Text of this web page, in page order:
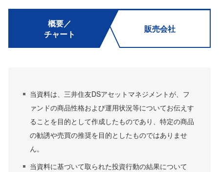
概要／
チャート
販売会社
当資料は、三井住友DSアセットマネジメントが、フ
ァンドの商品性格および運用状況等についてお伝えす
ることを目的として作成したものであり、特定の商品
の勧誘や売買の推奨を目的としたものではありませ
ん。
当資料に基づいて取られた投資行動の結果について